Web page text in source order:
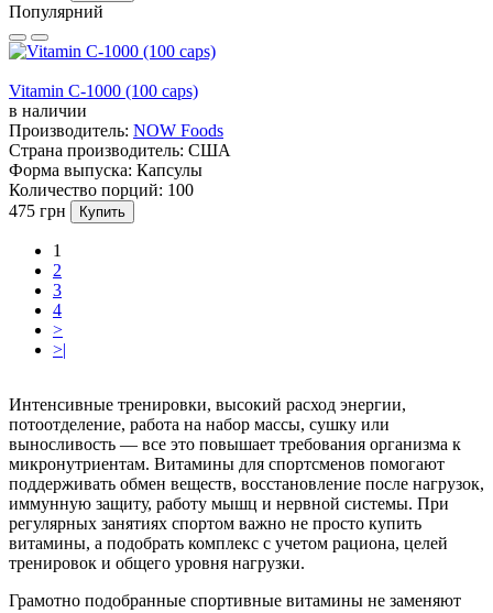
Популярний
Vitamin C-1000 (100 caps)
в наличии
Производитель: NOW Foods
Страна производитель: США
Форма выпуска: Капсулы
Количество порций: 100
475 грн
Купить
1
2
3
4
>
>|
Интенсивные тренировки, высокий расход энергии,
потоотделение, работа на набор массы, сушку или
выносливость — все это повышает требования организма к
микронутриентам. Витамины для спортсменов помогают
поддерживать обмен веществ, восстановление после нагрузок,
иммунную защиту, работу мышц и нервной системы. При
регулярных занятиях спортом важно не просто купить
витамины, а подобрать комплекс с учетом рациона, целей
тренировок и общего уровня нагрузки.
Грамотно подобранные спортивные витамины не заменяют